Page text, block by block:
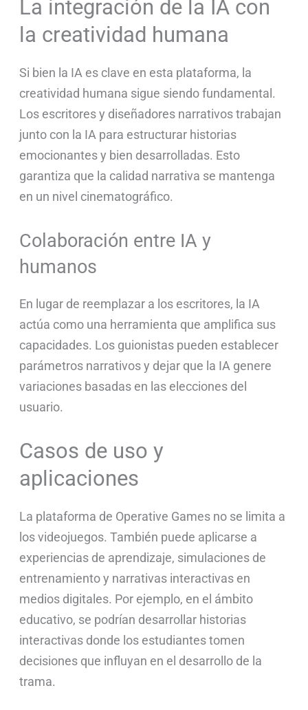
La integración de la IA con
la creatividad humana
Si bien la IA es clave en esta plataforma, la
creatividad humana sigue siendo fundamental.
Los escritores y diseñadores narrativos trabajan
junto con la IA para estructurar historias
emocionantes y bien desarrolladas. Esto
garantiza que la calidad narrativa se mantenga
en un nivel cinematográfico.
Colaboración entre IA y
humanos
En lugar de reemplazar a los escritores, la IA
actúa como una herramienta que amplifica sus
capacidades. Los guionistas pueden establecer
parámetros narrativos y dejar que la IA genere
variaciones basadas en las elecciones del
usuario.
Casos de uso y
aplicaciones
La plataforma de Operative Games no se limita a
los videojuegos. También puede aplicarse a
experiencias de aprendizaje, simulaciones de
entrenamiento y narrativas interactivas en
medios digitales. Por ejemplo, en el ámbito
educativo, se podrían desarrollar historias
interactivas donde los estudiantes tomen
decisiones que influyan en el desarrollo de la
trama.